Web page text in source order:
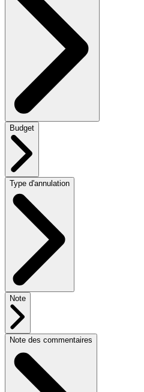
Budget
Type d'annulation
Note
Note des commentaires